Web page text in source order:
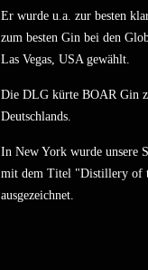
Er wurde u.a. zur besten
zum besten Gin bei den
Las Vegas, USA gewählt.
Die DLG kürte BOAR Gin
Deutschlands.
In New York wurde unsere
mit dem Titel "Distillery of
ausgezeichnet.